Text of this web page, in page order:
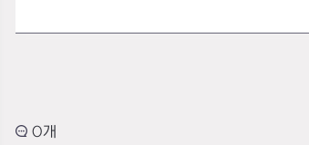
0